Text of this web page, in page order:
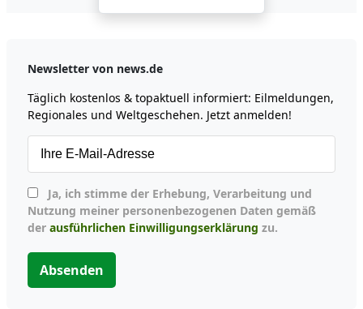
Newsletter von news.de
Täglich kostenlos & topaktuell informiert: Eilmeldungen,
Regionales und Weltgeschehen. Jetzt anmelden!
Nutzung meiner personenbezogenen Daten gemäß
der ausführlichen Einwilligungserklärung zu.
Absenden